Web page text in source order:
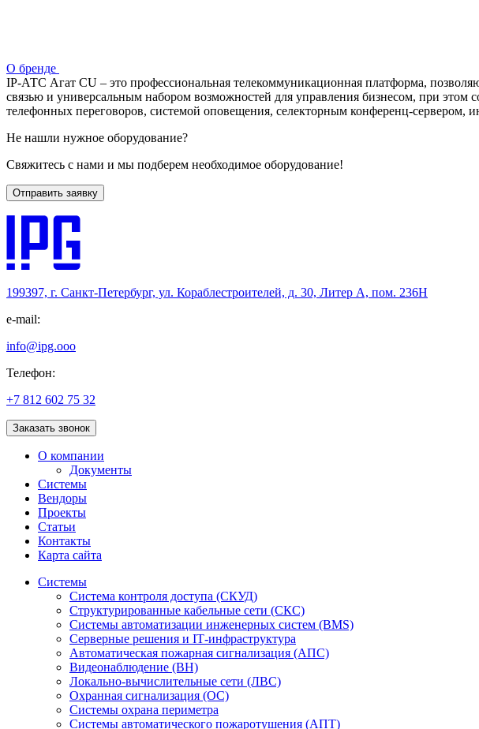
О бренде
IP-АТС Агат CU – это профессиональная телекоммуникационная платформа,
связью и универсальным набором возможностей для управления бизнесом, при
телефонных переговоров, системой оповещения, селекторным конференц-
Не нашли нужное оборудование?
Свяжитесь с нами и мы подберем необходимое оборудование!
Отправить заявку
199397, г. Санкт-Петербург, ул. Кораблестроителей, д. 30, Литер А, пом. 236Н
e-mail:
info@ipg.ooo
Телефон:
+7 812 602 75 32
Заказать звонок
О компании
Документы
Системы
Вендоры
Проекты
Статьи
Контакты
Карта сайта
Системы
Система контроля доступа (СКУД)
Структурированные кабельные сети (СКС)
Системы автоматизации инженерных систем (BMS)
Серверные решения и IT‑инфраструктура
Автоматическая пожарная сигнализация (АПС)
Видеонаблюдение (ВН)
Локально-вычислительные сети (ЛВС)
Охранная сигнализация (ОС)
Системы охрана периметра
Системы автоматического пожаротушения (АПТ)